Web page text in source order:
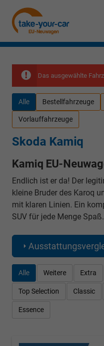
Das ausgewählte
Alle Bestellfahrzeuge
Vorlauffahrzeuge
Skoda Kamiq
Kamiq EU-
Endlich ist er da! Der
kleine Bruder des Karoq
mit klaren Linien. Ein
SUV für jede Menge Spaß.
Alle Weitere Extra
Top Selection Classic
Essence